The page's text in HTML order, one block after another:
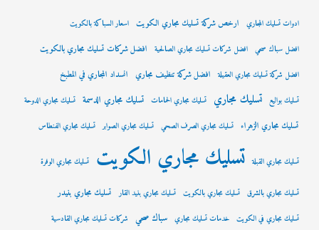
ادوات تسليك المجاري ارخص شركة تسليك مجاري الكويت اسعار السباكة بالكويت
افضل سباك صحي افضل شركات تسليك مجاري الصالحية افضل شركات تسليك مجاري بالكويت
افضل شركة تسليك مجاري العقيلة افضل شركة تنظيف مجاري انسداد المجاري في المطبخ
تسليك بواليع تسليك مجاري تسليك مجاري الحمامات تسليك مجاري الدسمة تسليك مجاري الدوحة
تسليك مجاري الزهراء تسليك مجاري الصرف الصحي تسليك مجاري الصوابر تسليك مجاري الفنطاس
تسليك مجاري القبلة تسليك مجاري الكويت تسليك مجاري الوفرة
تسليك مجاري بالشرق تسليك مجاري بالكويت تسليك مجاري بنيد القار تسليك مجاري بنيدر
تسليك مجاري في الكويت خدمات تسليك مجاري سباك صحي شركات تسليك مجاري القادسية